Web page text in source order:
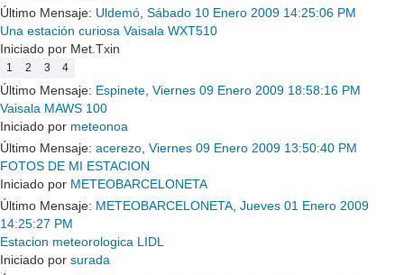
Último Mensaje: Uldemó Sábado 10 Enero 2009 14:25:06 PM
Una estación curiosa Vaisala WXT510
Iniciado por Met.Txin
1 2 3 4
Último Mensaje: Espinete, Viernes 09 Enero 2009 18:58:16 PM
Vaisala MAWS 100
Iniciado por meteonoa
Último Mensaje: acerezo Viernes 09 Enero 2009 13:50:40 PM
FOTOS DE MI ESTACION
Iniciado por METEOBARCELONETA
Último Mensaje: METEOBARCELONETA Jueves 01 Enero 2009
14:25:27 PM
Estacion meteorologica LIDL
Iniciado por surada